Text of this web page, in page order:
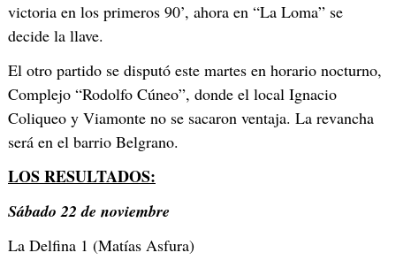
victoria en los primeros 90’, ahora en “La Loma” se
decide la llave.
El otro partido se disputó este martes en horario nocturno,
Complejo “Rodolfo Cúneo”, donde el local Ignacio
Coliqueo y Viamonte no se sacaron ventaja. La revancha
será en el barrio Belgrano.
LOS RESULTADOS:
Sábado 22 de noviembre
La Delfina 1 (Matías Asfura)